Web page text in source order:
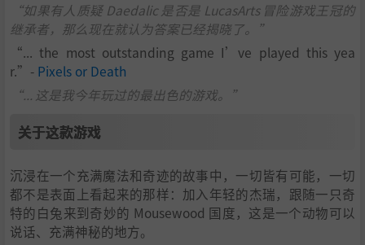
“如果有人质疑 Daedalic 是否是 LucasArts 冒险游戏王冠的
继承者，那么现在就认为答案已经揭晓了。”
“... the most outstanding game I’ve played this yea
r.”- Pixels or Death
“... 这是我今年玩过的最出色的游戏。”
关于这款游戏
沉浸在一个充满魔法和奇迹的故事中，一切皆有可能，一切
都不是表面上看起来的那样：加入年轻的杰瑞，跟随一只奇
特的白兔来到奇妙的 Mousewood 国度，这是一个动物可以
说话、充满神秘的地方。